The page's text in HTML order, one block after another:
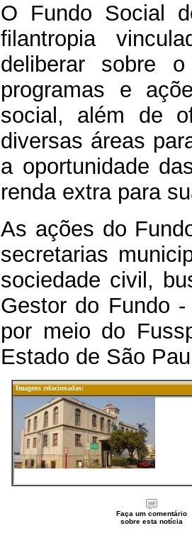
O Fundo Social
filantropia
deliberar sobre
programas e
social, além de
diversas áreas
a oportunidade
renda extra para
As ações do
secretarias
sociedade civil,
Gestor do Fundo
por meio do
Estado de São
Imagens relacionadas:
Faça um comentário
sobre esta notícia